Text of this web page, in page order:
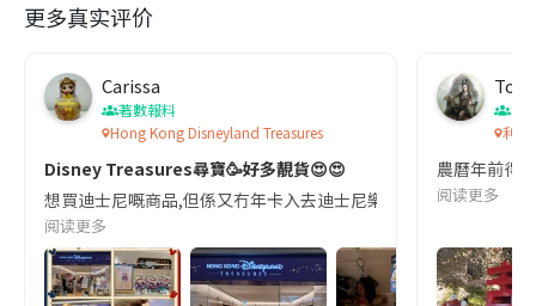
更多真实评价
Carissa
著數報料
Hong Kong Disneyland Treasures
Disney Treasures尋寶🥳好多靚貨😍😍
想買迪士尼嘅商品,但係又冇年卡入去迪士尼樂園 依家最方便嘅
阅读更多
節
利東
農曆年前得
阅读更多